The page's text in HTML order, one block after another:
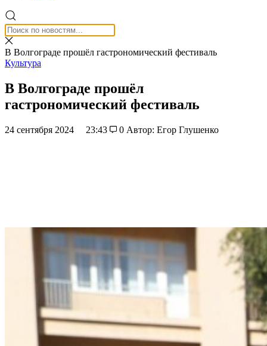
В Волгограде прошёл гастрономический фестиваль
Культура
В Волгограде прошёл
гастрономический фестиваль
24 сентября 2024 23:43 0 Автор: Егор Глушенко